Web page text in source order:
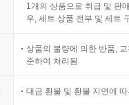
1개의 상품으로 취급 및 판
우, 세트 상품 전부 및 세트
상품의 불량에 의한 반품,
준하여 처리됨
대금 환불 및 환불 지연에